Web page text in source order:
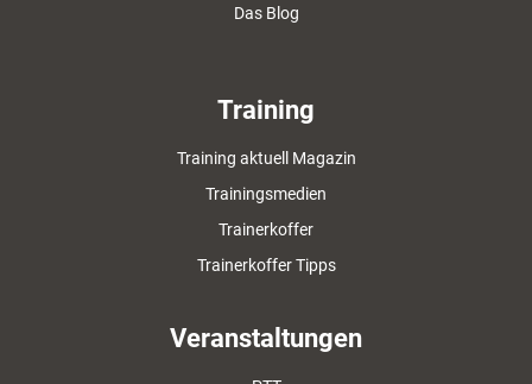
Das Blog
Training
Training aktuell Magazin
Trainingsmedien
Trainerkoffer
Trainerkoffer Tipps
Veranstaltungen